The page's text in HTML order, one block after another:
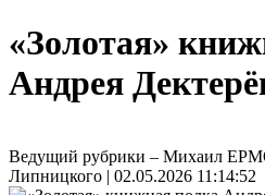
«Золотая»
Андрея
Ведущий рубрики – Михаил
Липницкого | 02.05.2026 11:14:52